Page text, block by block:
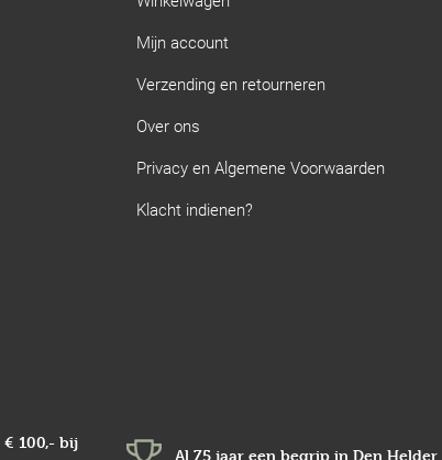
Mijn account
Verzending en retourneren
Over ons
Privacy en Algemene Voorwaarden
Klacht indienen?
€ 100,- bij
Al 75 jaar een begrip in Den Helder